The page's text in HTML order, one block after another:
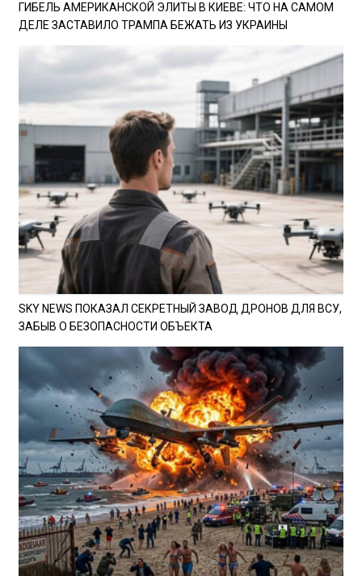
ГИБЕЛЬ АМЕРИКАНСКОЙ ЭЛИТЫ В КИЕВЕ: ЧТО НА САМОМ
ДЕЛЕ ЗАСТАВИЛО ТРАМПА БЕЖАТЬ ИЗ УКРАИНЫ
SKY NEWS ПОКАЗАЛ СЕКРЕТНЫЙ ЗАВОД ДРОНОВ ДЛЯ ВСУ,
ЗАБЫВ О БЕЗОПАСНОСТИ ОБЪЕКТА